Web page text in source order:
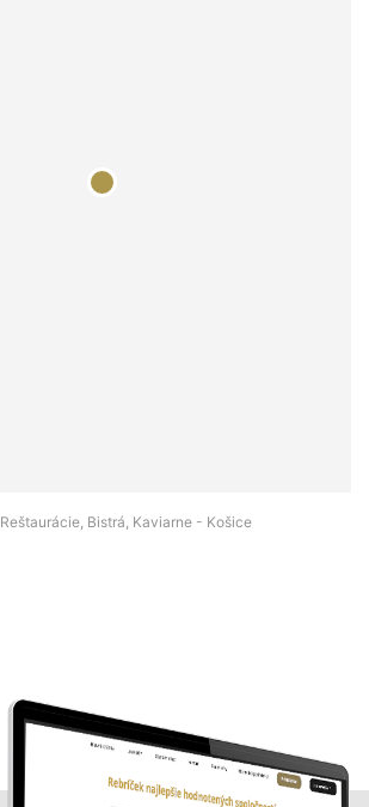
Reštaurácie, Bistrá, Kaviarne - Košice